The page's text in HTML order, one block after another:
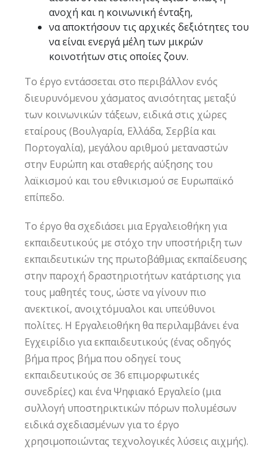
ανοχή και η κοινωνική ένταξη,
να αποκτήσουν τις αρχικές δεξιότητες του
να είναι ενεργά μέλη των μικρών
κοινοτήτων στις οποίες ζουν.
Το έργο εντάσσεται στο περιβάλλον ενός
διευρυνόμενου χάσματος ανισότητας μεταξύ
των κοινωνικών τάξεων, ειδικά στις χώρες
εταίρους (Βουλγαρία, Ελλάδα, Σερβία και
Πορτογαλία), μεγάλου αριθμού μεταναστών
στην Ευρώπη και σταθερής αύξησης του
λαϊκισμού και του εθνικισμού σε Ευρωπαϊκό
επίπεδο.
Το έργο θα σχεδιάσει μια Εργαλειοθήκη για
εκπαιδευτικούς με στόχο την υποστήριξη των
εκπαιδευτικών της πρωτοβάθμιας εκπαίδευσης
στην παροχή δραστηριοτήτων κατάρτισης για
τους μαθητές τους, ώστε να γίνουν πιο
ανεκτικοί, ανοιχτόμυαλοι και υπεύθυνοι
πολίτες. Η Εργαλειοθήκη θα περιλαμβάνει ένα
Εγχειρίδιο για εκπαιδευτικούς (ένας οδηγός
βήμα προς βήμα που οδηγεί τους
εκπαιδευτικούς σε 36 επιμορφωτικές
συνεδρίες) και ένα Ψηφιακό Εργαλείο (μια
συλλογή υποστηρικτικών πόρων πολυμέσων
ειδικά σχεδιασμένων για το έργο
χρησιμοποιώντας τεχνολογικές λύσεις αιχμής).